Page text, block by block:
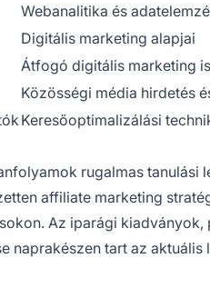
Webanalitika és
Digitális marketing alapjai
Átfogó digitális marketing
Közösségi média hirdetés
Keresőoptimalizálási
rugalmas tanulási
affiliate marketing
Az iparági kiadványok,
naprakészen tart az